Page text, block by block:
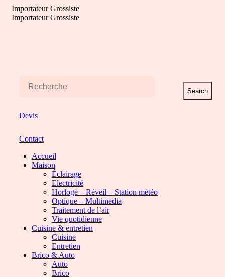
Aller
Importateur Grossiste
Importateur Grossiste
Search
Devis
Contact
Accueil
Maison
Éclairage
Electricité
Horloge – Réveil – Station météo
Optique – Multimedia
Traitement de l’air
Vie quotidienne
Cuisine & entretien
Cuisine
Entretien
Brico & Auto
Auto
Brico